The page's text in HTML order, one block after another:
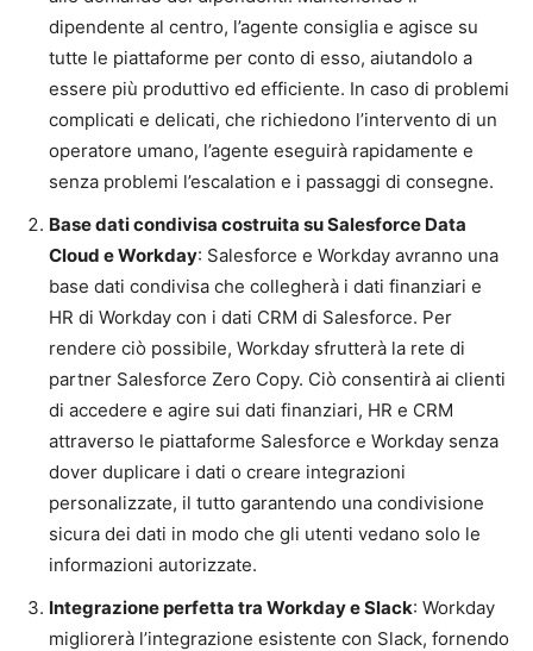
dipendente al centro, l’agente consiglia e agisce su
tutte le piattaforme per conto di esso, aiutandolo a
essere più produttivo ed efficiente. In caso di problemi
complicati e delicati, che richiedono l’intervento di un
operatore umano, l’agente eseguirà rapidamente e
senza problemi l’escalation e i passaggi di consegne.
Base dati condivisa costruita su Salesforce Data
Cloud e Workday: Salesforce e Workday avranno una
base dati condivisa che collegherà i dati finanziari e
HR di Workday con i dati CRM di Salesforce. Per
rendere ciò possibile, Workday sfrutterà la rete di
partner Salesforce Zero Copy. Ciò consentirà ai clienti
di accedere e agire sui dati finanziari, HR e CRM
attraverso le piattaforme Salesforce e Workday senza
dover duplicare i dati o creare integrazioni
personalizzate, il tutto garantendo una condivisione
sicura dei dati in modo che gli utenti vedano solo le
informazioni autorizzate.
Integrazione perfetta tra Workday e Slack: Workday
migliorerà l’integrazione esistente con Slack, fornendo